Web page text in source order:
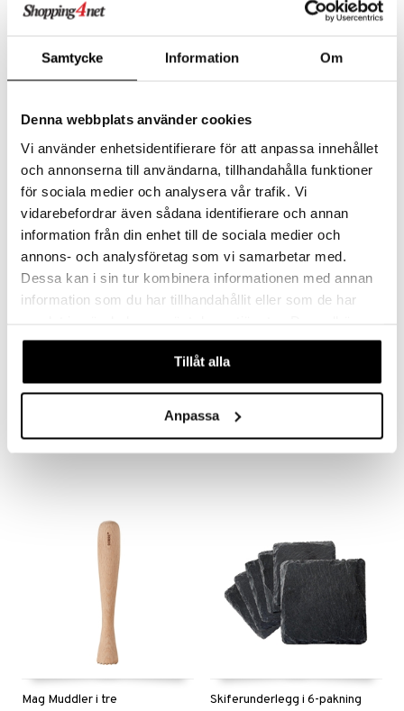
Samtycke Information Om
Denna webbplats använder cookies
Vi använder enhetsidentifierare för att anpassa innehållet
och annonserna till användarna, tillhandahålla funktioner
för sociala medier och analysera vår trafik. Vi
vidarebefordrar även sådana identifierare och annan
information från din enhet till de sociala medier och
annons- och analysföretag som vi samarbetar med.
Dessa kan i sin tur kombinera informationen med annan
information som du har tillhandahållit eller som de har
våra cookies vid fortsatt användande av vår webbplats.
Tillåt alla
Anpassa
Carita Cocktailpinner 6-
pakning
48
Isbiter XL
60
Bora Boston Shaker
188
Baila Barmatte med
gummiknotter
DORRE
115
Mag Muddler i tre Skiferunderlegg i 6-pakning